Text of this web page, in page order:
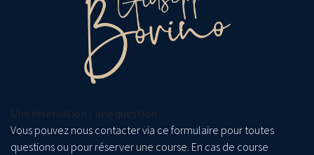
Une réservation / une question
Vous pouvez nous contacter via ce formulaire pour toutes
questions ou pour réserver une course. En cas de course